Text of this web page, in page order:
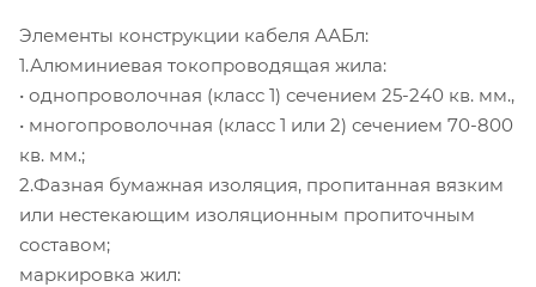
Элементы конструкции кабеля ААБл:
1.Алюминиевая токопроводящая жила:
• однопроволочная (класс 1) сечением 25-240 кв. мм.,
• многопроволочная (класс 1 или 2) сечением 70-800
кв. мм.;
2.Фазная бумажная изоляция, пропитанная вязким
или нестекающим изоляционным пропиточным
составом;
маркировка жил: